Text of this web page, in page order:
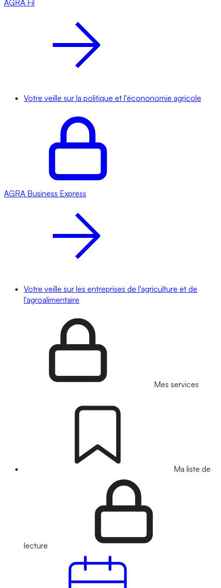
AGRA Fil
Votre veille sur la politique et l'écononomie agricole
AGRA Business Express
Votre veille sur les entreprises de l'agriculture et de
l'agroalimentaire
Mes services
Ma liste de
lecture